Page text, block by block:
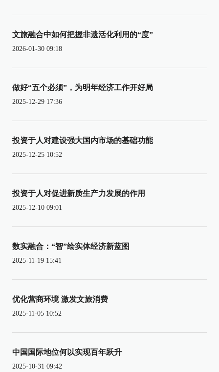
文旅融合中如何把握非遗活化利用的“度”
2026-01-30 09:18
做好“五个必须”，为明年经济工作开好局
2025-12-29 17:36
投资于人对建设强大国内市场的基础功能
2025-12-25 10:52
投资于人对促进新质生产力发展的作用
2025-12-10 09:01
数实融合：“智”绘实体经济新蓝图
2025-11-19 15:41
优化营商环境 激发文旅消费
2025-11-05 10:52
中国国际地位何以实现百年跃升
2025-10-31 09:42